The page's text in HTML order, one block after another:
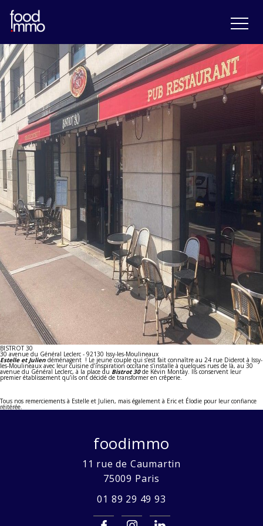
BISTROT 30
30 avenue du Général Leclerc - 92130 Issy-les-Moulineaux
Estelle et Julien déménagent ! Le jeune couple qui s’est fait connaître au 24 rue Diderot à Issy-
les-Moulineaux avec leur cuisine d’inspiration occitane s’installe à quelques rues de là, au 30
avenue du Général Leclerc, à la place du Bistrot 30de Kévin Montay. Ils conservent leur
premier établissement qu’ils ont décidé de transformer en crêperie.
Tous nos remerciements à Estelle et Julien, mais également à Eric et Élodie pour leur confiance
réitérée.
foodimmo
11 rue de Caumartin
75009 Paris
01 89 29 49 93